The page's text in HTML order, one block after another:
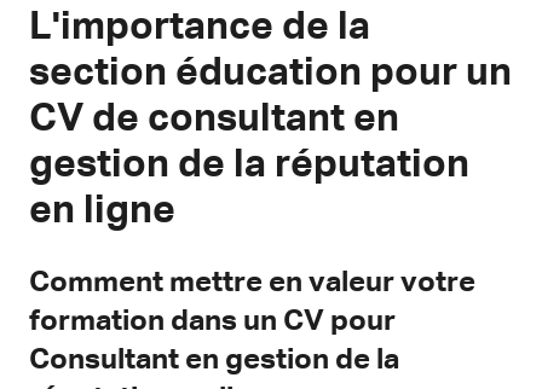
L'importance de la
section éducation pour un
CV de consultant en
gestion de la réputation
en ligne
Comment mettre en valeur votre
formation dans un CV pour
Consultant en gestion de la